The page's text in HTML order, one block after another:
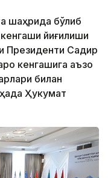
шаҳрида бўлиб
йиғилиши
Президенти Садир
кенгашига аъзо
билан
Ҳукумат